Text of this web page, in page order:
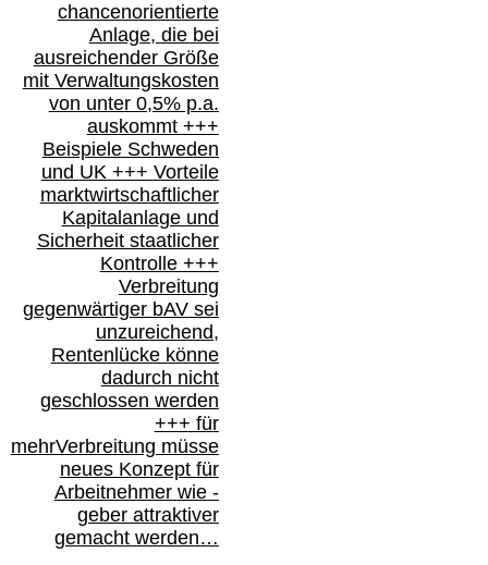
chancenorientierte
Anlage, die bei
ausreichender Größe
mit Verwaltungskosten
von unter 0,5% p.a.
auskommt +++
Beispiele Schweden
und UK +++ Vorteile
marktwirtschaftlicher
Kapitalanlage und
Sicherheit staatlicher
Kontrolle +++
Verbreitung
gegenwärtiger bAVsei
unzureichend,
Rentenlücke könne
dadurch nicht
geschlossen werden
+++ für
mehrVerbreitung müsse
neues Konzept für
Arbeitnehmer wie-
geber attraktiver
gemacht werden…